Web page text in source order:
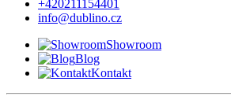
+420211154401
info@dublino.cz
Showroom
Blog
Kontakt